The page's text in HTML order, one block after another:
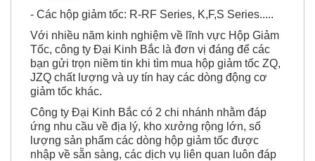
- Các hộp giảm tốc: R-RF Series, K,F,S Series.....
Với nhiều năm kinh nghiệm về lĩnh vực Hộp Giảm
Tốc, công ty Đại Kinh Bắc là đơn vị đáng để các
bạn gửi trọn niềm tin khi tìm mua hộp giảm tốc ZQ,
JZQ chất lượng và uy tín hay các dòng động cơ
giảm tốc khác.
Công ty Đại Kinh Bắc có 2 chi nhánh nhằm đáp
ứng nhu cầu về địa lý, kho xưởng rộng lớn, số
lượng sản phẩm các dòng hộp giảm tốc được
nhập về sẵn sàng, các dịch vụ liên quan luôn đáp